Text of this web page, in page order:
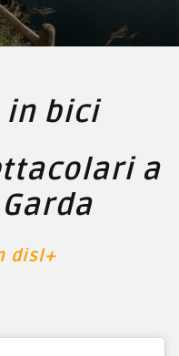
in bici
a
disl+